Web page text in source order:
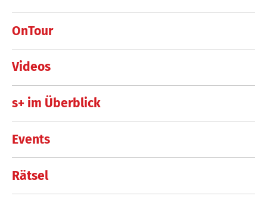
OnTour
Videos
s+ im Überblick
Events
Rätsel